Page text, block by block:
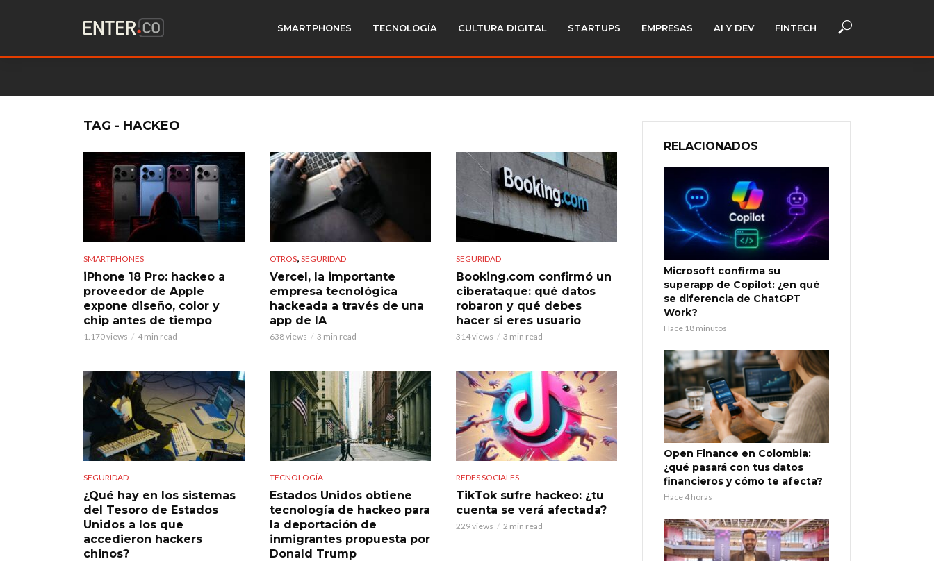
SMARTPHONES TECNOLOGÍA CULTURA DIGITAL STARTUPS EMPRESAS AI Y DEV FINTECH
TAG - HACKEO
SMARTPHONES
iPhone 18 Pro: hackeo a
proveedor de Apple
expone diseño, color y
chip antes de tiempo
1.170 views 4 min read
OTROS, SEGURIDAD
Vercel, la importante
empresa tecnológica
hackeada a través de una
app de IA
638 views 3 min read
SEGURIDAD
Booking.com confirmó un
ciberataque: qué datos
robaron y qué debes
hacer si eres usuario
314 views 3 min read
SEGURIDAD
¿Qué hay en los sistemas
del Tesoro de Estados
Unidos a los que
accedieron hackers
chinos?
TECNOLOGÍA
Estados Unidos obtiene
tecnología de hackeo para
la deportación de
inmigrantes propuesta por
Donald Trump
REDES SOCIALES
TikTok sufre hackeo: ¿tu
cuenta se verá afectada?
229 views 2 min read
RELACIONADOS
Microsoft confirma su
superapp de Copilot: ¿en qué
se diferencia de ChatGPT
Work?
Hace 18 minutos
Open Finance en Colombia:
¿qué pasará con tus datos
financieros y cómo te afecta?
Hace 4 horas